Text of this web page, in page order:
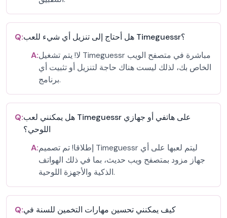
Q:
هل أحتاج إلى تنزيل أي شيء للعب Timeguessr؟
A:لا! يتم تشغيل Timeguessr مباشرة في متصفح الويب
الخاص بك، لذلك ليست هناك حاجة لتنزيل أو تثبيت أي
برنامج.
Q:هل يمكنني لعب Timeguessr على هاتفي أو جهازي
اللوحي؟
A:إطلاقا! تم تصميم Timeguessr ليتم لعبها على أي
جهاز مزود بمتصفح ويب حديث، بما في ذلك الهواتف
الذكية والأجهزة اللوحية.
Q:كيف يمكنني تحسين مهارات التخمين للسنة في